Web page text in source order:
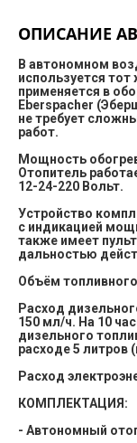
ОПИСАНИЕ
В автономном
используется
применяется в
Eberspacher
не требует
работ.
Мощность
Отопитель
12-24-220 Вольт.
Устройство
с индикацией
также имеет
дальностью
Объём
Расход
150 мл/ч. На 10
дизельного
расходе 5 литров
Расход
КОМПЛЕКТАЦИЯ:
- Автономный